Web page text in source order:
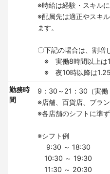
※時給は経験・スキル
※配属先は適正やスキ
ます。
〇下記の場合は、割増
※ 実働8時間以上は
※ 夜10時以降は
勤務時
間
9：30～21：30（実働
※店舗、百貨店、ブラ
※各店舗のシフトに準
※シフト例
9:30 ～ 18:30
10:30 ～ 19:30
11:30 ～ 20:30